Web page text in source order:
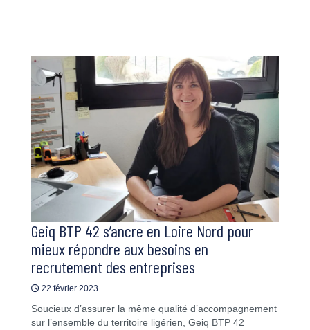
Geiq BTP 42 s’ancre en Loire Nord pour
mieux répondre aux besoins en
recrutement des entreprises
22 février 2023
Soucieux d’assurer la même qualité d’accompagnement
sur l’ensemble du territoire ligérien, Geiq BTP 42